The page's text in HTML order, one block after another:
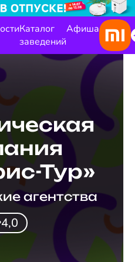
Каталог
заведений
Афиша
Тур»
агентства
4,0